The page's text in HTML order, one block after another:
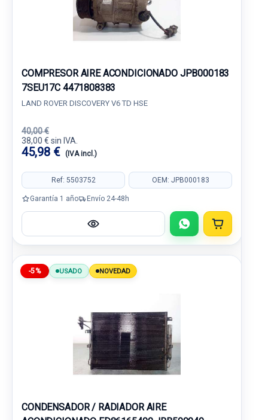
COMPRESOR AIRE ACONDICIONADO JPB000183
7SEU17C 4471808383
LAND ROVER DISCOVERY V6 TD HSE
40,00 €
38,00 € sin IVA.
45,98 € (IVA incl.)
Ref: 5503752 OEM: JPB000183
Garantía 1 año Envío 24-48h
-5% USADO NOVEDAD
CONDENSADOR / RADIADOR AIRE